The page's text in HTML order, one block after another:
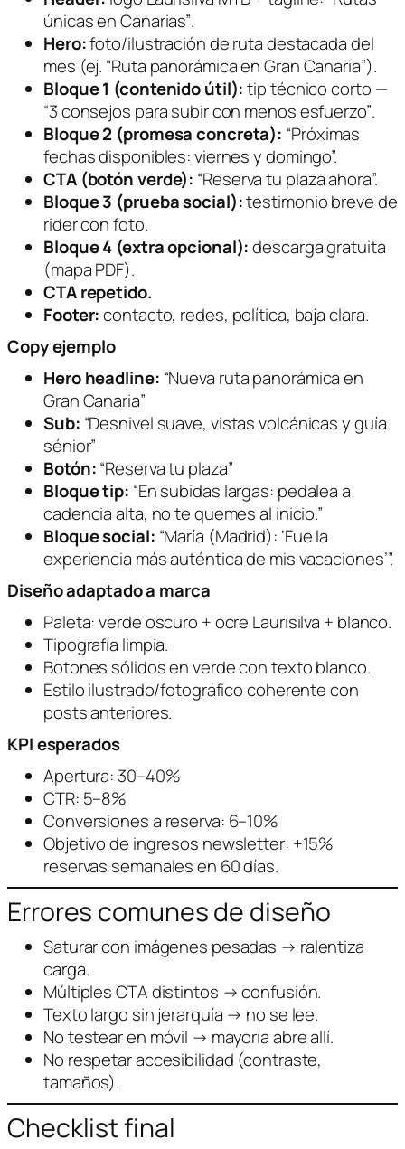
únicas en Canarias”.
Hero:foto/ilustración de ruta destacada del
mes (ej. “Ruta panorámica en Gran Canaria”).
Bloque 1 (contenido útil):tip técnico corto —
“3 consejos para subir con menos esfuerzo”.
Bloque 2 (promesa concreta): “Próximas
fechas disponibles: viernes y domingo”.
CTA (botón verde): “Reserva tu plaza ahora”.
Bloque 3 (prueba social):testimonio breve de
rider con foto.
Bloque 4 (extra opcional):descarga gratuita
(mapa PDF).
CTA repetido.
Footer:contacto, redes, política, baja clara.
Copy ejemplo
Hero headline: “Nueva ruta panorámica en
Gran Canaria”
Sub: “Desnivel suave, vistas volcánicas y guía
sénior”
Botón:“Reserva tu plaza”
Bloque tip: “En subidas largas: pedalea a
cadencia alta, no te quemes al inicio.”
Bloque social: “María (Madrid): ‘Fue la
experiencia más auténtica de mis vacaciones’”.
Diseño adaptado a marca
Paleta: verde oscuro + ocre Laurisilva + blanco.
Tipografía limpia.
Botones sólidos en verde con texto blanco.
Estilo ilustrado/fotográfico coherente con
posts anteriores.
KPI esperados
Apertura: 30–40%
CTR: 5–8%
Conversiones a reserva: 6–10%
Objetivo de ingresos newsletter: +15%
reservas semanales en 60 días.
Errores comunes de diseño
Saturar con imágenes pesadas → ralentiza
carga.
Múltiples CTA distintos → confusión.
Texto largo sin jerarquía → no se lee.
No testear en móvil → mayoría abre allí.
No respetar accesibilidad (contraste,
tamaños).
Checklist final